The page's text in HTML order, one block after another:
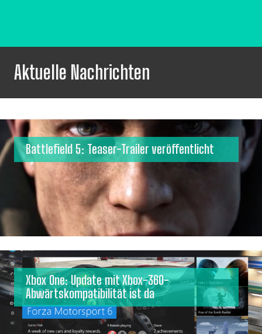
Aktuelle Nachrichten
Battlefield 5: Teaser-Trailer veröffentlicht
Xbox One: Update mit Xbox-360-
Abwärtskompatibilität ist da